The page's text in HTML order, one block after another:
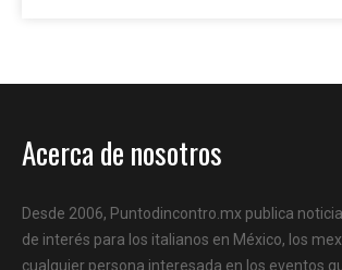
Acerca de nosotros
Desde 2006, Puntodincontro.mx publica
de interés para los italianos en México, los
cualquier persona interesada en los eventos